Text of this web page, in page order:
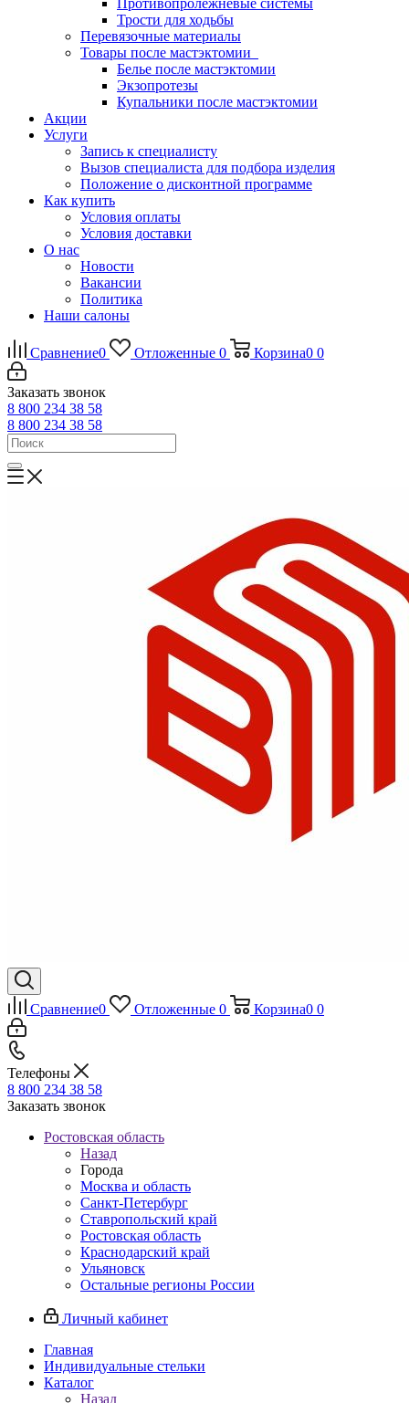
Противопролежневые системы
Трости для ходьбы
Перевязочные материалы
Товары после мастэктомии
Белье после мастэктомии
Экзопротезы
Купальники после мастэктомии
Акции
Услуги
Запись к специалисту
Вызов специалиста для подбора изделия
Положение о дисконтной программе
Как купить
Условия оплаты
Условия доставки
О нас
Новости
Вакансии
Политика
Наши салоны
Сравнение0 Отложенные 0 Корзина0 0
Заказать звонок
8 800 234 38 58
8 800 234 38 58
Сравнение0 Отложенные 0 Корзина0 0
Телефоны
8 800 234 38 58
Заказать звонок
Ростовская область
Назад
Города
Москва и область
Санкт-Петербург
Ставропольский край
Ростовская область
Краснодарский край
Ульяновск
Остальные регионы России
Личный кабинет
Главная
Индивидуальные стельки
Каталог
Назад